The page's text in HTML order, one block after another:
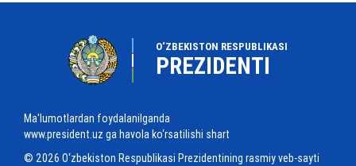
O‘ZBEKISTON RESPUBLIKASI
PREZIDENTI
Ma'lumotlardan foydalanilganda
www.president.uz ga havola ko‘rsatilishi shart
© 2026 O‘zbekiston Respublikasi Prezidentining rasmiy veb-sayti